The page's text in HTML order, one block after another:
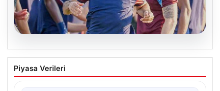
06.08.2026
Salah, Trabzonspor’da İlk Antrenmanına
Çıkarak Takımına Entegre Oldu
Piyasa Verileri